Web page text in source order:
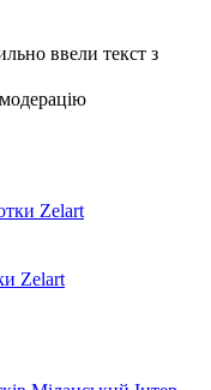
ввели текст з
Zelart